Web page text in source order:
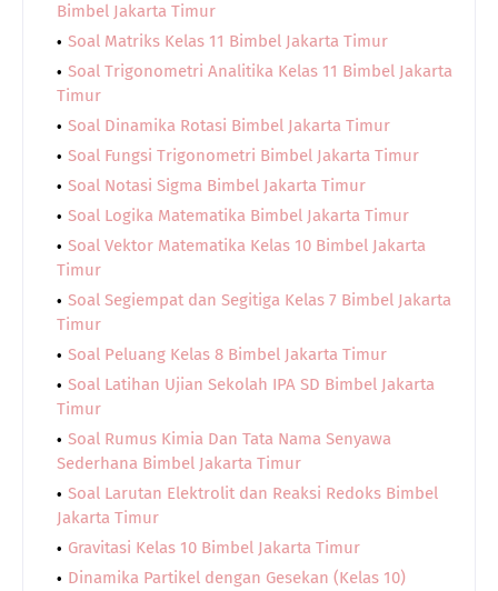
Bimbel Jakarta Timur
Soal Matriks Kelas 11 Bimbel Jakarta Timur
Soal Trigonometri Analitika Kelas 11 Bimbel Jakarta
Timur
Soal Dinamika Rotasi Bimbel Jakarta Timur
Soal Fungsi Trigonometri Bimbel Jakarta Timur
Soal Notasi Sigma Bimbel Jakarta Timur
Soal Logika Matematika Bimbel Jakarta Timur
Soal Vektor Matematika Kelas 10 Bimbel Jakarta
Timur
Soal Segiempat dan Segitiga Kelas 7 Bimbel Jakarta
Timur
Soal Peluang Kelas 8 Bimbel Jakarta Timur
Soal Latihan Ujian Sekolah IPA SD Bimbel Jakarta
Timur
Soal Rumus Kimia Dan Tata Nama Senyawa
Sederhana Bimbel Jakarta Timur
Soal Larutan Elektrolit dan Reaksi Redoks Bimbel
Jakarta Timur
Gravitasi Kelas 10 Bimbel Jakarta Timur
Dinamika Partikel dengan Gesekan (Kelas 10)